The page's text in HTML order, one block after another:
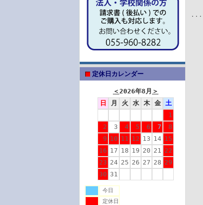
定休日カレンダー
＜2026年8月 ＞
日
月 火 水 木 金
土
1
2
3 4 5 6 7
8
9 10 11 12 13 14 15
16 17 18 19 20 21 22
23 24 25 26 27 28 29
30 31
今日
定休日
...